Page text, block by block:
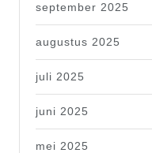
september 2025
augustus 2025
juli 2025
juni 2025
mei 2025